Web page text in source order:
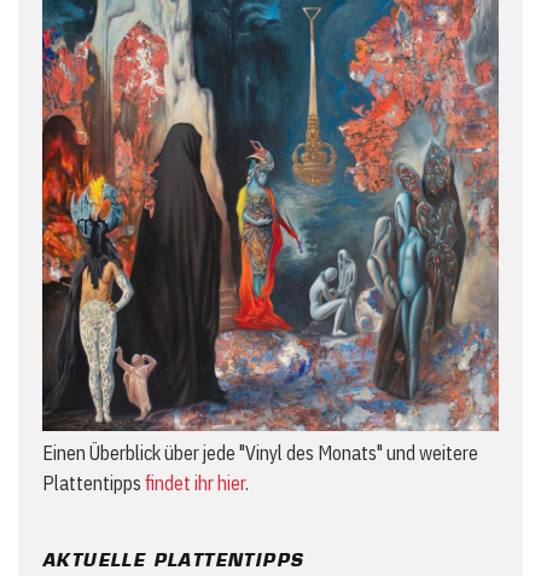
Einen Überblick über jede "Vinyl des Monats" und weitere
Plattentipps findet ihr hier.
AKTUELLE PLATTENTIPPS